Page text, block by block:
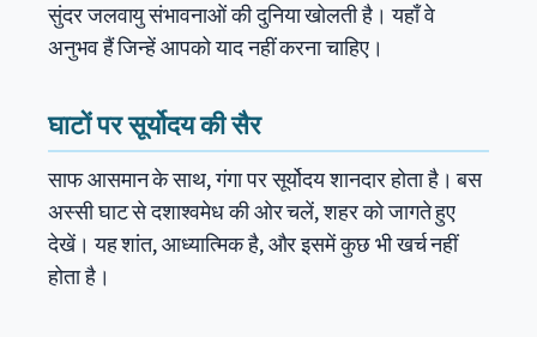
सुंदर जलवायु संभावनाओं की दुनिया खोलती है। यहाँ वे
अनुभव हैं जिन्हें आपको याद नहीं करना चाहिए।
घाटों पर सूर्योदय की सैर
साफ आसमान के साथ, गंगा पर सूर्योदय शानदार होता है। बस
अस्सी घाट से दशाश्वमेध की ओर चलें, शहर को जागते हुए
देखें। यह शांत, आध्यात्मिक है, और इसमें कुछ भी खर्च नहीं
होता है।